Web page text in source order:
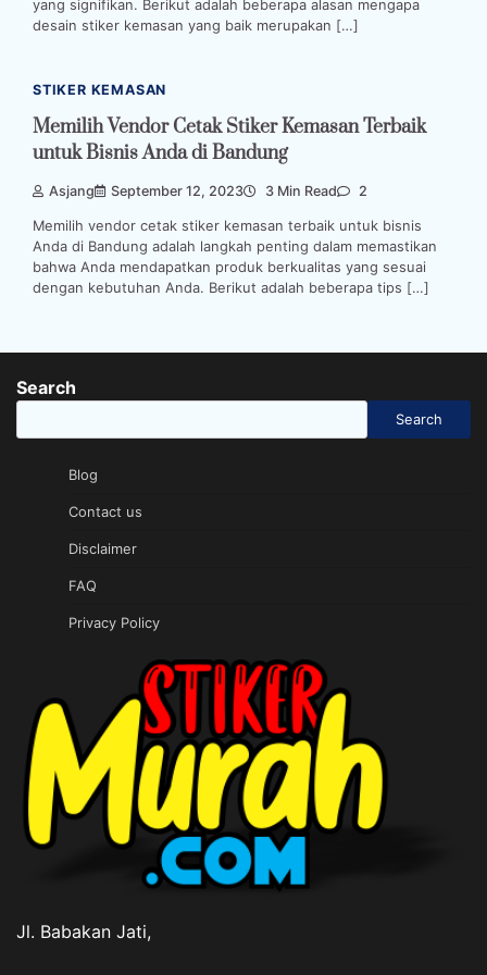
yang signifikan. Berikut adalah beberapa alasan mengapa
desain stiker kemasan yang baik merupakan […]
STIKER KEMASAN
Memilih Vendor Cetak Stiker Kemasan Terbaik
untuk Bisnis Anda di Bandung
Asjang September 12, 2023 3 Min Read 2
Memilih vendor cetak stiker kemasan terbaik untuk bisnis
Anda di Bandung adalah langkah penting dalam memastikan
bahwa Anda mendapatkan produk berkualitas yang sesuai
dengan kebutuhan Anda. Berikut adalah beberapa tips […]
Search
Search
Blog
Contact us
Disclaimer
FAQ
Privacy Policy
Jl. Babakan Jati,